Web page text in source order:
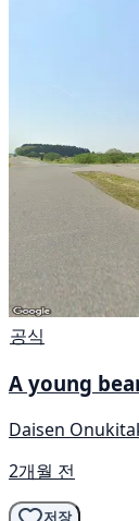
공식
A young
Daisen
2개월 전
저장